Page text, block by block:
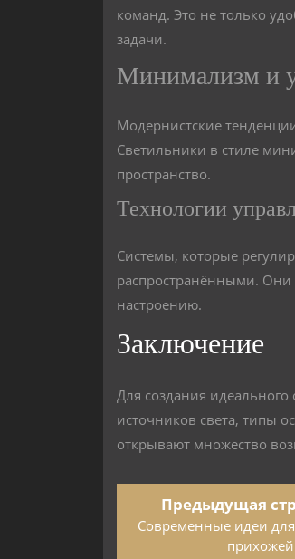
команд. Это не только
задачи.
Минимализм и
Модернистские
Светильники в стиле
пространство.
Технологии
Системы, которые
распространёнными. Они
настроению.
Заключение
Для создания
источников света, типы
открывают множество
Предыдущая
Современные идеи
прихожей